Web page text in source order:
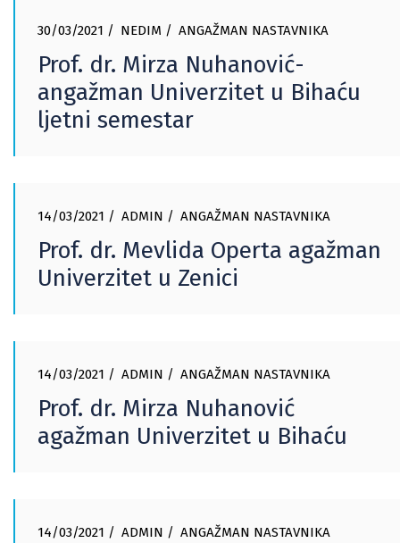
30/03/2021 NEDIM ANGAŽMAN NASTAVNIKA
Prof. dr. Mirza Nuhanović-
angažman Univerzitet u Bihaću
ljetni semestar
14/03/2021 ADMIN ANGAŽMAN NASTAVNIKA
Prof. dr. Mevlida Operta agažman
Univerzitet u Zenici
14/03/2021 ADMIN ANGAŽMAN NASTAVNIKA
Prof. dr. Mirza Nuhanović
agažman Univerzitet u Bihaću
14/03/2021 ADMIN ANGAŽMAN NASTAVNIKA